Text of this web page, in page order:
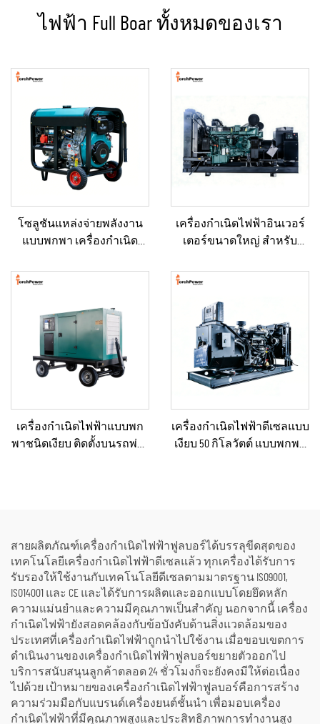
ไฟฟ้า Full Boar ทั้งหมดของเรา
โซลูชันแหล่งจ่ายพลังงาน
แบบพกพา เครื่องกำเนิด
วัตต์ สำหรับบ้าน/ร้านค้า/
ฉุกเฉิน
เครื่องกำเนิดไฟฟ้าอินเวอร์
เตอร์ขนาดใหญ่ สำหรับ
กำเนิดไฟฟ้าดีเซลสำรอง
เครื่องกำเนิดไฟฟ้าแบบพก
พาชนิดเงียบ ติดตั้งบนรถพ่วง
เครื่องกำเนิดไฟฟ้าดีเซลแบบ
เงียบ 50 กิโลวัตต์ แบบพกพา
สายผลิตภัณฑ์เครื่องกำเนิดไฟฟ้าฟูลบอร์ได้บรรลุขีดสุดของ
เทคโนโลยีเครื่องกำเนิดไฟฟ้าดีเซลแล้ว ทุกเครื่องได้รับการ
รับรองให้ใช้งานกับเทคโนโลยีดีเซลตามมาตรฐาน ISO9001,
ISO14001 และ CE และได้รับการผลิตและออกแบบโดยยึดหลัก
ความแม่นยำและความมีคุณภาพเป็นสำคัญ นอกจากนี้ เครื่อง
กำเนิดไฟฟ้ายังสอดคล้องกับข้อบังคับด้านสิ่งแวดล้อมของ
ประเทศที่เครื่องกำเนิดไฟฟ้าถูกนำไปใช้งาน เมื่อขอบเขตการ
ดำเนินงานของเครื่องกำเนิดไฟฟ้าฟูลบอร์ขยายตัวออกไป
บริการสนับสนุนลูกค้าตลอด 24 ชั่วโมงก็จะยังคงมีให้ต่อเนื่อง
ไปด้วย เป้าหมายของเครื่องกำเนิดไฟฟ้าฟูลบอร์คือการสร้าง
ความร่วมมือกับแบรนด์เครื่องยนต์ชั้นนำ เพื่อมอบเครื่อง
กำเนิดไฟฟ้าที่มีคุณภาพสูงและประสิทธิภาพการทำงานสูง